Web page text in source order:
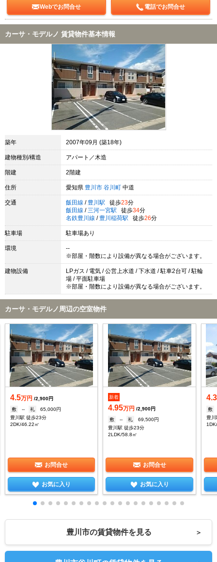
Webでお問合せ 電話でお問合せ
カーサ・モデルノ 賃貸物件基本情報
築年 2007年09月 (築18年)
建物種別/構造 アパート／木造
階建 2階建
住所 愛知県 豊川市 谷川町 中道
交通 飯田線 / 豊川駅 徒歩23分
飯田線 / 三河一宮駅 徒歩34分
名鉄豊川線 / 豊川稲荷駅 徒歩26分
駐車場 駐車場あり
環境
--
※部屋・階数により設備が異なる場合がございます。
建物設備
LPガス / 電気 / 公営上水道 / 下水道 / 駐車2台可 / 駐輪
場 / 平面駐車場
※部屋・階数により設備が異なる場合がございます。
カーサ・モデルノ周辺の空室物件
4.5万円 /2,900円
敷
-- 礼
65,000円
豊川駅 徒歩23分
2DK/46.22㎡
お問合せ
お気に入り
新着
4.95万円 /2,900円
敷
-- 礼
69,500円
豊川駅 徒歩23分
2LDK/58.8㎡
お問合せ
お気に入り
4.3
敷
豊
豊川市の賃貸物件を見る ＞